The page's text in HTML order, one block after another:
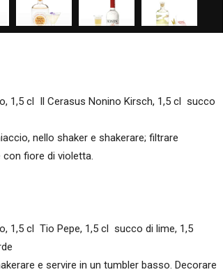
1,5 cl Il Cerasus Nonino Kirsch, 1,5 cl succo
nello shaker e shakerare; filtrare
fiore di violetta.
1,5 cl Tio Pepe, 1,5 cl succo di lime, 1,5
e servire in un tumbler basso. Decorare